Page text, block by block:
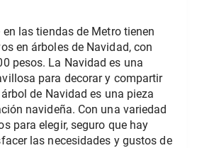
las tiendas de Metro tienen
en árboles de Navidad, con
pesos. La Navidad es una
para decorar y compartir
de Navidad es una pieza
navideña. Con una variedad
para elegir, seguro que hay
las necesidades y gustos de